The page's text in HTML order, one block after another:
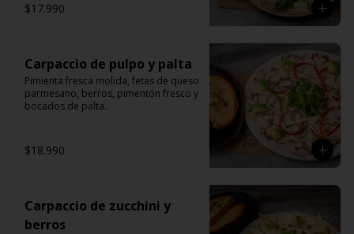
$17.990
Carpaccio de pulpo y palta
Pimienta fresca molida, fetas de queso
parmesano, berros, pimentón fresco y
bocados de palta.
$18.990
Carpaccio de zucchini y
berros